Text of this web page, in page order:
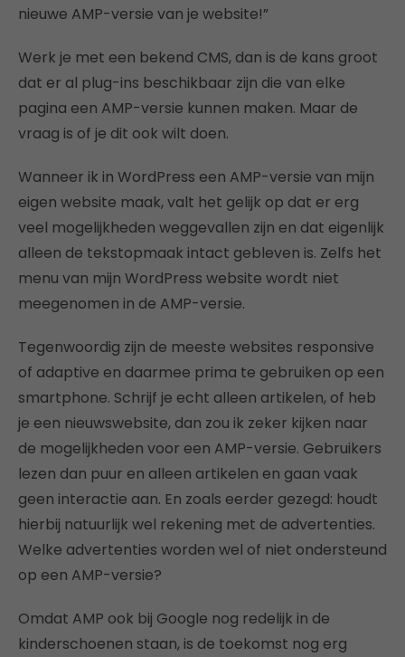
nieuwe AMP-versie van je website!”
Werk je met een bekend CMS, dan is de kans groot
dat er al plug-ins beschikbaar zijn die van elke
pagina een AMP-versie kunnen maken. Maar de
vraag is of je dit ook wilt doen.
Wanneer ik in WordPress een AMP-versie van mijn
eigen website maak, valt het gelijk op dat er erg
veel mogelijkheden weggevallen zijn en dat eigenlijk
alleen de tekstopmaak intact gebleven is. Zelfs het
menu van mijn WordPress website wordt niet
meegenomen in de AMP-versie.
Tegenwoordig zijn de meeste websites responsive
of adaptive en daarmee prima te gebruiken op een
smartphone. Schrijf je echt alleen artikelen, of heb
je een nieuwswebsite, dan zou ik zeker kijken naar
de mogelijkheden voor een AMP-versie. Gebruikers
lezen dan puur en alleen artikelen en gaan vaak
geen interactie aan. En zoals eerder gezegd: houdt
hierbij natuurlijk wel rekening met de advertenties.
Welke advertenties worden wel of niet ondersteund
op een AMP-versie?
Omdat AMP ook bij Google nog redelijk in de
kinderschoenen staan, is de toekomst nog erg